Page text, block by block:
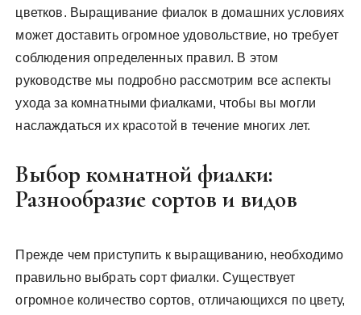
цветков. Выращивание фиалок в домашних условиях
может доставить огромное удовольствие, но требует
соблюдения определенных правил. В этом
руководстве мы подробно рассмотрим все аспекты
ухода за комнатными фиалками, чтобы вы могли
наслаждаться их красотой в течение многих лет.
Выбор комнатной фиалки:
Разнообразие сортов и видов
Прежде чем приступить к выращиванию, необходимо
правильно выбрать сорт фиалки. Существует
огромное количество сортов, отличающихся по цвету,